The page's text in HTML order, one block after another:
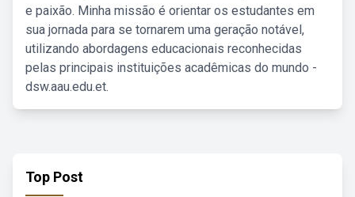
e paixão. Minha missão é orientar os estudantes em
sua jornada para se tornarem uma geração notável,
utilizando abordagens educacionais reconhecidas
pelas principais instituições acadêmicas do mundo -
dsw.aau.edu.et.
Top Post